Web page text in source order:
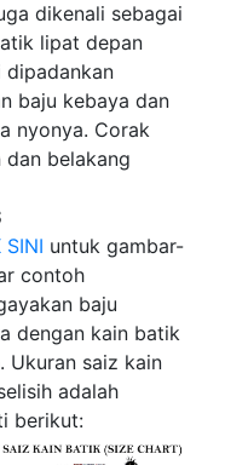
dikenali sebagai
lipat depan
dipadankan
baju kebaya dan
nyonya. Corak
dan belakang
SINI untuk gambar-
contoh
baju
dengan kain batik
Ukuran saiz kain
adalah
berikut: